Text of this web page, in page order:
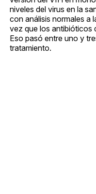
niveles del virus en la
con análisis normales a
vez que los antibióticos
Eso pasó entre uno y
tratamiento.